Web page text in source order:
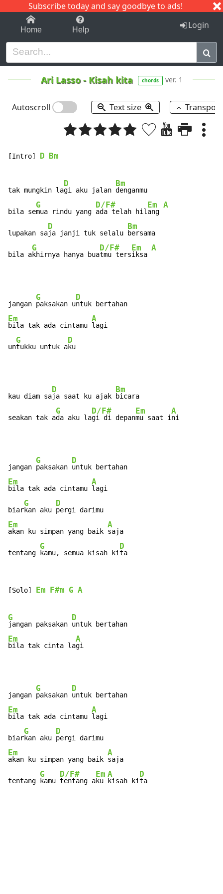
Subscribe today and say goodbye to ads!
1-9 C I J
Home Help Login
Ari Lasso- Kisah kita chords ver. 1
Autoscroll Text size
[Intro] D Bm
tak mungkin la
D
gi aku jalan
Bm
denganmu
bila se
G
mua rindu yang
D/F#
ada telah hil
Em
ang
A
lupakan sa
D
ja janji tuk selalu
Bm
bersama
bila a
G
khirnya hanya bua
D/F#
tmu ters
Em
iksa
A
jangan
G
paksakan u
D
Em
bila tak ada cintamu
A
lagi
un
G
tukku untuk a
D
ku
kau diam sa
D
ja saat ku ajak
Bm
bicara
seakan tak a
G
da aku la
D/F#
gi di depan
Em
mu saat i
A
ni
jangan
G
paksakan
D
Em
bila tak ada cintamu
A
lagi
biar
G
kan aku
D
Em
akan ku simpan yang baik
A
saja
tentang
G
kamu, semua kisah ki
D
ta
[Solo] Em F#m G A
G
jangan paksakan
D
Em
bila tak cinta la
A
gi
jangan
G
paksakan
D
Em
bila tak ada cintamu
A
lagi
biar
G
kan aku
D
Em
akan ku simpan yang baik
A
saja
tentang
G
kamu
D/F#
tentang a
Em
ku
A
kisah ki
D
ta